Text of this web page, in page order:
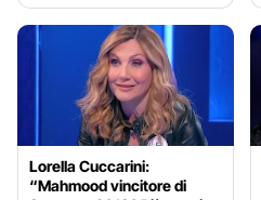
Lorella Cuccarini:
“Mahmood vincitore di